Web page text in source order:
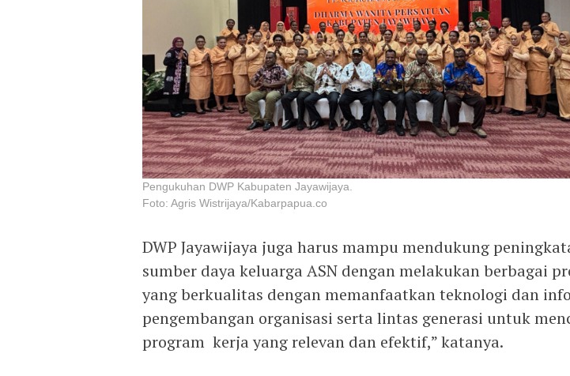
Pengukuhan DWP Kabupaten Jayawijaya.
Foto: Agris Wistrijaya/Kabarpapua.co
DWP Jayawijaya juga harus mampu mendukung
sumber daya keluarga ASN dengan melakukan berbagai
yang berkualitas dengan memanfaatkan teknologi dan
pengembangan organisasi serta lintas generasi untuk
program kerja yang relevan dan efektif,” katanya.